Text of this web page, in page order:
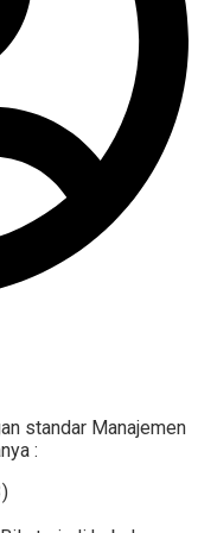
standar Manajemen
: